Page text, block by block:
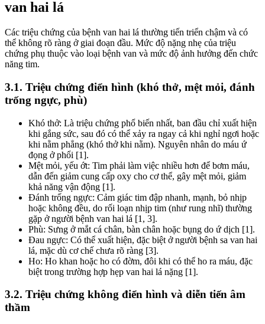
van hai lá
Các triệu chứng của bệnh van hai lá thường tiến triển chậm và có
thể không rõ ràng ở giai đoạn đầu. Mức độ nặng nhẹ của triệu
chứng phụ thuộc vào loại bệnh van và mức độ ảnh hưởng đến chức
năng tim.
3.1. Triệu chứng điển hình (khó thở, mệt mỏi, đánh
trống ngực, phù)
Khó thở: Là triệu chứng phổ biến nhất, ban đầu chỉ xuất hiện
khi gắng sức, sau đó có thể xảy ra ngay cả khi nghỉ ngơi hoặc
khi nằm phẳng (khó thở khi nằm). Nguyên nhân do máu ứ
đọng ở phổi [1].
Mệt mỏi, yếu ớt: Tim phải làm việc nhiều hơn để bơm máu,
dẫn đến giảm cung cấp oxy cho cơ thể, gây mệt mỏi, giảm
khả năng vận động [1].
Đánh trống ngực: Cảm giác tim đập nhanh, mạnh, bỏ nhịp
hoặc không đều, do rối loạn nhịp tim (như rung nhĩ) thường
gặp ở người bệnh van hai lá [1, 3].
Phù: Sưng ở mắt cá chân, bàn chân hoặc bụng do ứ dịch [1].
Đau ngực: Có thể xuất hiện, đặc biệt ở người bệnh sa van hai
lá, mặc dù cơ chế chưa rõ ràng [3].
Ho: Ho khan hoặc ho có đờm, đôi khi có thể ho ra máu, đặc
biệt trong trường hợp hẹp van hai lá nặng [1].
3.2. Triệu chứng không điển hình và diễn tiến âm
thầm